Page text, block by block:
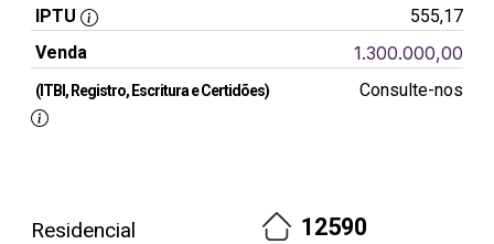
IPTU
555,17
Venda
1.300.000,00
(ITBI, Registro, Escritura e Certidões) Consulte-nos
Residencial 12590